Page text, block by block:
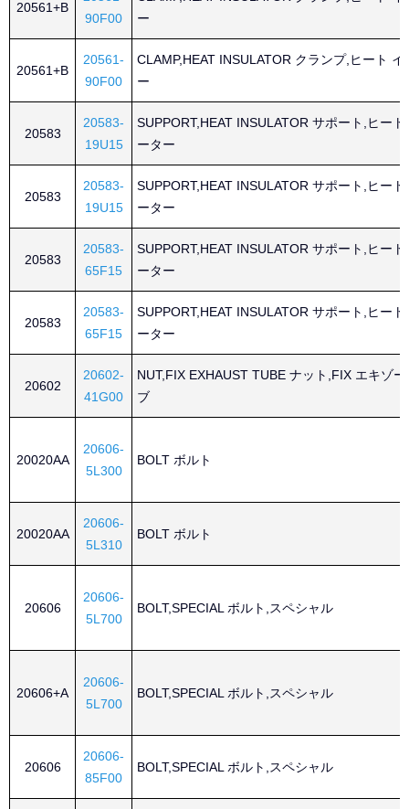
20561+B
90F00
ー
20561+B
20561-
90F00
CLAMP,HEAT INSULATOR クランプ,ヒート
ー
20583
20583-
19U15
SUPPORT,HEAT INSULATOR サポート,ヒー
ーター
20583
20583-
19U15
SUPPORT,HEAT INSULATOR サポート,ヒー
ーター
20583
20583-
65F15
SUPPORT,HEAT INSULATOR サポート,ヒー
ーター
20583
20583-
65F15
SUPPORT,HEAT INSULATOR サポート,ヒー
ーター
20602
20602-
41G00
NUT,FIX EXHAUST TUBE ナット,FIX エキゾ
ブ
20020AA
20606-
5L300
BOLT ボルト
20020AA
20606-
5L310
BOLT ボルト
20606
20606-
5L700
BOLT,SPECIAL ボルト,スペシャル
20606+A
20606-
5L700
BOLT,SPECIAL ボルト,スペシャル
20606
20606-
85F00
BOLT,SPECIAL ボルト,スペシャル